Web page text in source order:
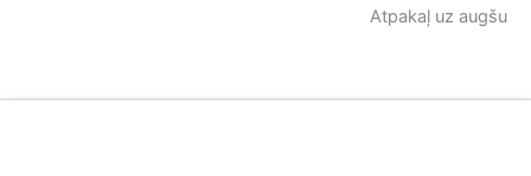
Atpakaļ uz augšu